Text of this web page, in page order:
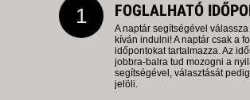
1 FOGLALHATÓ
A naptár segítségével
kíván indulni! A naptár csak a
időpontokat tartalmazza. Az
jobbra-balra tud mozogni a
segítségével, választását
jelöli.